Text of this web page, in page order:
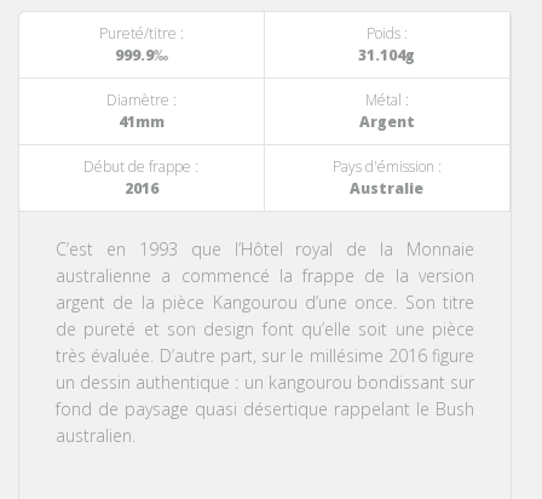
Pureté/titre :
999.9‰
Poids :
31.104g
Diamètre :
41mm
Métal :
Argent
Début de frappe :
2016
Pays d'émission :
Australie
C’est en 1993 que l’Hôtel royal de la Monnaie
australienne a commencé la frappe de la version
argent de la pièce Kangourou d’une once. Son titre
de pureté et son design font qu’elle soit une pièce
très évaluée. D’autre part, sur le millésime 2016 figure
un dessin authentique : un kangourou bondissant sur
fond de paysage quasi désertique rappelant le Bush
australien.